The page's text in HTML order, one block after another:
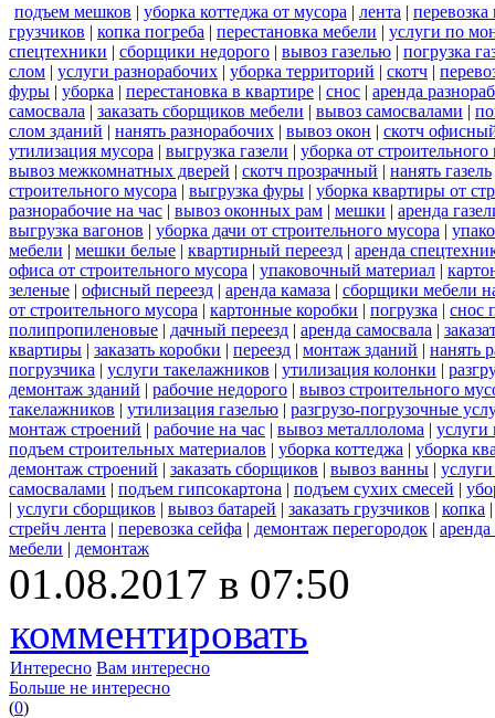
подъем мешков | уборка коттеджа от мусора | лента |
грузчиков | копка погреба | перестановка мебели | услуги по
спецтехники | сборщики недорого | вывоз газелью | погрузка
слом | услуги разнорабочих | уборка территорий | скотч |
фуры | уборка | перестановка в квартире | снос | аренда
самосвала | заказать сборщиков мебели | вывоз самосвалами |
слом зданий | нанять разнорабочих | вывоз окон | скотч
утилизация мусора | выгрузка газели | уборка от строительного
вывоз межкомнатных дверей | скотч прозрачный | нанять газель
строительного мусора | выгрузка фуры | уборка квартиры от
разнорабочие на час | вывоз оконных рам | мешки | аренда
выгрузка вагонов | уборка дачи от строительного мусора |
мебели | мешки белые | квартирный переезд | аренда
офиса от строительного мусора | упаковочный материал |
зеленые | офисный переезд | аренда камаза | сборщики мебели
от строительного мусора | картонные коробки | погрузка | снос
полипропиленовые | дачный переезд | аренда самосвала |
квартиры | заказать коробки | переезд | монтаж зданий | нанять
погрузчика | услуги такелажников | утилизация колонки |
демонтаж зданий | рабочие недорого | вывоз строительного
такелажников | утилизация газелью | разгрузо-погрузочные
монтаж строений | рабочие на час | вывоз металлолома | услуги
подъем строительных материалов | уборка коттеджа | уборка
демонтаж строений | заказать сборщиков | вывоз ванны |
самосвалами | подъем гипсокартона | подъем сухих смесей |
| услуги сборщиков | вывоз батарей | заказать грузчиков | копка
стрейч лента | перевозка сейфа | демонтаж перегородок |
мебели | демонтаж
01.08.2017 в 07:50
комментировать
Интересно Вам интересно
Больше не интересно
(0)